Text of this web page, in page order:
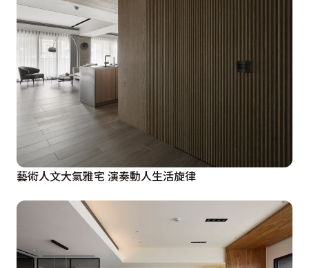
藝術人文大氣雅宅 演奏動人生活旋律